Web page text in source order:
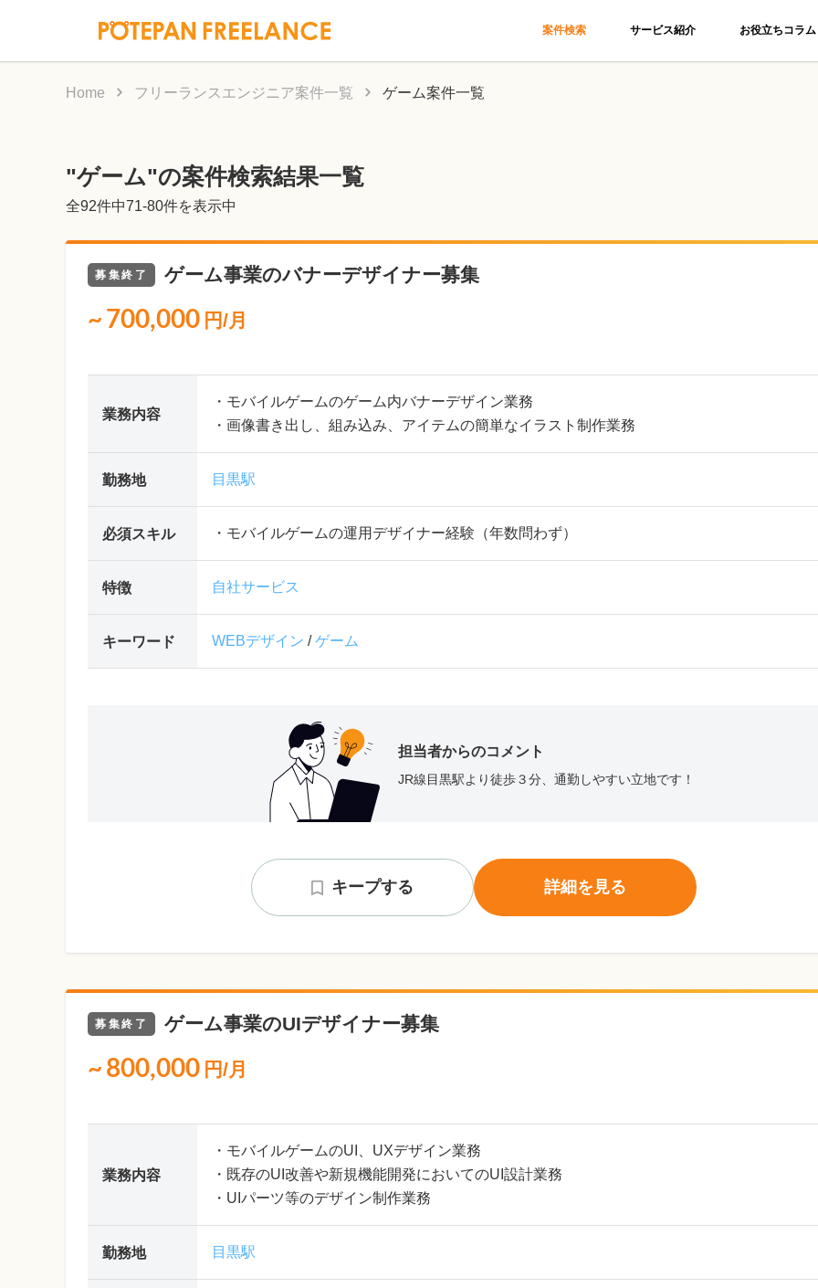
案件検索 サービス紹介 お役立ちコラム
Home フリーランスエンジニア案件一覧 ゲーム案件一覧
"ゲーム"の案件検索結果一覧
全92件中71-80件を表示中
募集終了 ゲーム事業のバナーデザイナー募集
~ 700,000 円/月
業務内容
・モバイルゲームのゲーム内バナーデザイン業務
・画像書き出し、組み込み、アイテムの簡単なイラスト制作業務
勤務地 目黒駅
必須スキル ・モバイルゲームの運用デザイナー経験（年数問わず）
特徴 自社サービス
キーワード WEBデザイン /ゲーム
担当者からのコメント
JR線目黒駅より徒歩３分、通勤しやすい立地です！
キープする 詳細を見る
募集終了 ゲーム事業のUIデザイナー募集
~ 800,000 円/月
業務内容
・モバイルゲームのUI、UXデザイン業務
・既存のUI改善や新規機能開発においてのUI設計業務
・UIパーツ等のデザイン制作業務
勤務地 目黒駅